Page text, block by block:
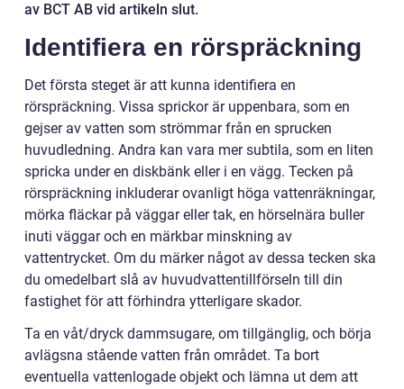
av BCT AB vid artikeln slut.
Identifiera en rörspräckning
Det första steget är att kunna identifiera en
rörspräckning. Vissa sprickor är uppenbara, som en
gejser av vatten som strömmar från en sprucken
huvudledning. Andra kan vara mer subtila, som en liten
spricka under en diskbänk eller i en vägg. Tecken på
rörspräckning inkluderar ovanligt höga vattenräkningar,
mörka fläckar på väggar eller tak, en hörselnära buller
inuti väggar och en märkbar minskning av
vattentrycket. Om du märker något av dessa tecken ska
du omedelbart slå av huvudvattentillförseln till din
fastighet för att förhindra ytterligare skador.
Ta en våt/dryck dammsugare, om tillgänglig, och börja
avlägsna stående vatten från området. Ta bort
eventuella vattenlogade objekt och lämna ut dem att